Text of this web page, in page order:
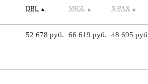
DBL SNGL X-PAX
52 678 руб. 66 619 руб. 48 695